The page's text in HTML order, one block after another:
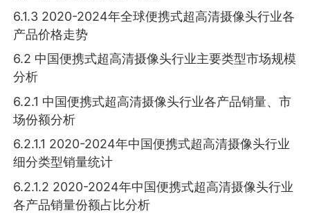
6.1.3 2020-2024年全球便携式超高清摄像头行业各
产品价格走势
6.2 中国便携式超高清摄像头行业主要类型市场规模
分析
6.2.1 中国便携式超高清摄像头行业各产品销量、市
场份额分析
6.2.1.1 2020-2024年中国便携式超高清摄像头行业
细分类型销量统计
6.2.1.2 2020-2024年中国便携式超高清摄像头行业
各产品销量份额占比分析